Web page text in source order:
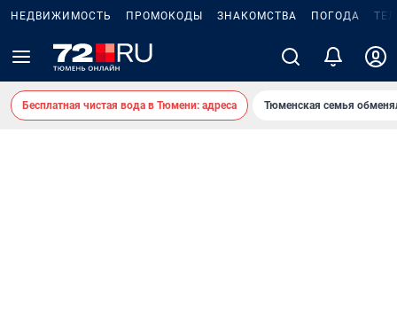
НЕДВИЖИМОСТЬ ПРОМОКОДЫ ЗНАКОМСТВА ПОГОДА
Бесплатная чистая вода в Тюмени: адреса Тюменская семья